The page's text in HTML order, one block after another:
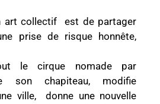
art collectif est de partager
prise de risque honnête,
le cirque nomade par
son chapiteau, modifie
ville, donne une nouvelle